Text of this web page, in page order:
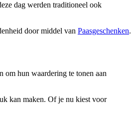
dag werden traditioneel ook
door middel van Paasgeschenken.
om hun waardering te tonen aan
kan maken. Of je nu kiest voor